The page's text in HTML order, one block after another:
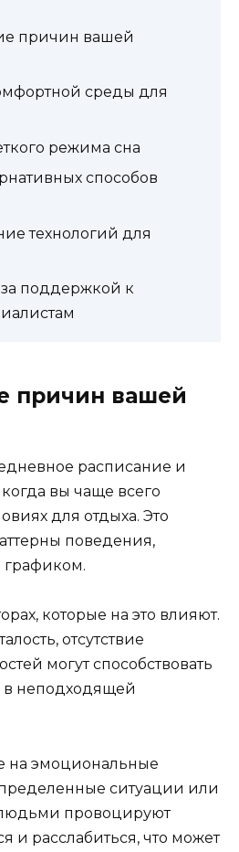
причин вашей
среды для
режима сна
способов
технологий для
поддержкой к
причин вашей
расписание и
вы чаще всего
для отдыха. Это
поведения,
которые на это влияют.
отсутствие
могут способствовать
в неподходящей
на эмоциональные
ситуации или
провоцируют
и расслабиться, что может